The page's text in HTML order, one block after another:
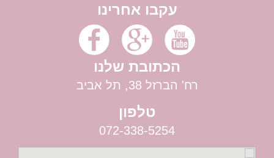
עקבו אחרינו
הכתובת שלנו
רח' הברזל 38, תל אביב
טלפון
072-338-5254